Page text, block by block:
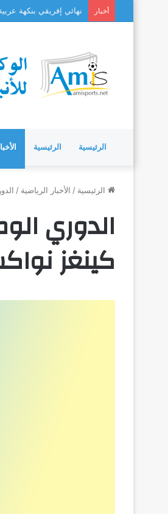
أخبار نهائي إفريقي بنكهة
الرئيسية الرئيسية
الرئيسية / الأخبار الرياضية /
الدوري
كينغز